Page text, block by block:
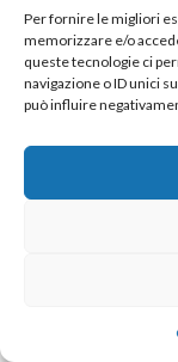
Per fornire le migliori
memorizzare e/o
queste tecnologie ci
navigazione o ID unici
può influire